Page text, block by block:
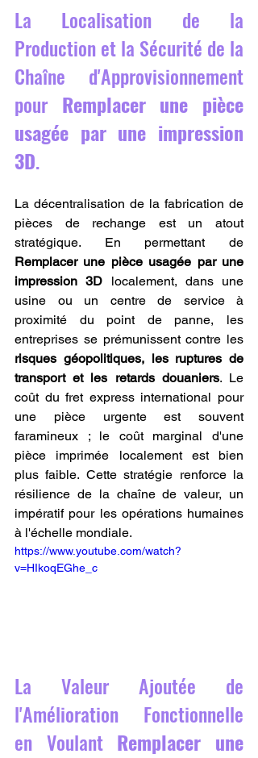
La Localisation de la
Production et la Sécurité de la
Chaîne d'Approvisionnement
pour Remplacer une pièce
usagée par une impression
3D.
La décentralisation de la fabrication de
pièces de rechange est un atout
Remplacer une pièce usagée par une
impression 3D localement, dans une
usine ou un centre de service à
proximité du point de panne, les
risques géopolitiques, les ruptures de
transport et les retards douaniers. Le
coût du fret express international pour
une pièce urgente est souvent
faramineux ; le coût marginal d'une
pièce imprimée localement est bien
plus faible. Cette stratégie renforce la
résilience de la chaîne de valeur, un
impératif pour les opérations humaines
à l'échelle mondiale.
https://www.youtube.com/watch?
v=HIkoqEGhe_c
La Valeur Ajoutée de
l'Amélioration Fonctionnelle
en Voulant Remplacer une